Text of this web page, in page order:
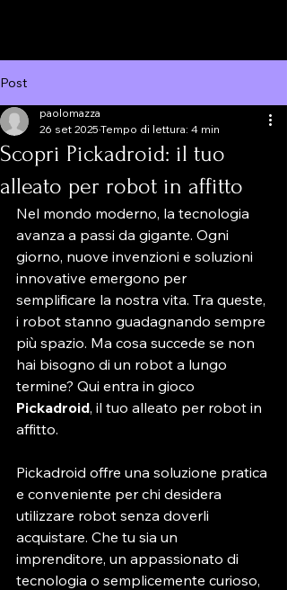
Post
Scopri Pickadroid: il tuo
alleato per robot in affitto
paolomazza
26 set 2025 Tempo di lettura: 4 min
Nel mondo moderno, la tecnologia
avanza a passi da gigante. Ogni
giorno, nuove invenzioni e soluzioni
innovative emergono per
semplificare la nostra vita. Tra queste,
i robot stanno guadagnando sempre
più spazio. Ma cosa succede se non
hai bisogno di un robot a lungo
termine? Qui entra in gioco
Pickadroid, il tuo alleato per robot in
affitto.
Pickadroid offre una soluzione pratica
e conveniente per chi desidera
utilizzare robot senza doverli
acquistare. Che tu sia un
imprenditore, un appassionato di
tecnologia o semplicemente curioso,